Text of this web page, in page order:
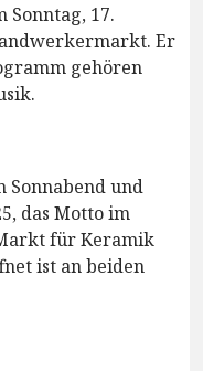
Sonntag, 17.
Er
gehören
Sonnabend und
das Motto im
für Keramik
ist an beiden